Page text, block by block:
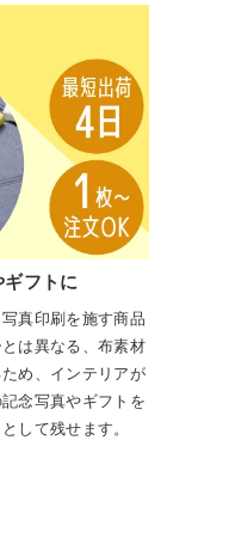
フトに
真印刷を施す商品
は異なる、布素材
め、インテリアが
念写真やギフトを
して残せます。